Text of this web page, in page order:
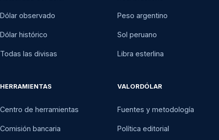
Dólar observado
Dólar histórico
Todas las divisas
Peso argentino
Sol peruano
Libra esterlina
HERRAMIENTAS
Centro de herramientas
Comisión bancaria
VALORDÓLAR
Fuentes y metodología
Política editorial